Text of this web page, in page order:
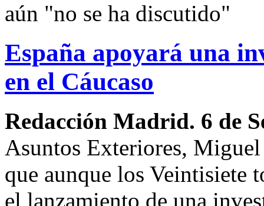
aún "no se ha discutido"
España apoyará una
en el Cáucaso
Redacción Madrid. 6 de
Asuntos Exteriores,
que aunque los Veintisiete
el lanzamiento de una